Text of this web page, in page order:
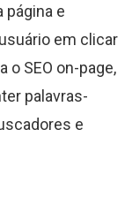
página e
em clicar
o SEO on-page,
palavras-
e